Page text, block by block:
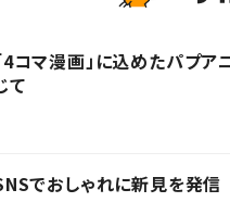
4コマ漫画」に込めたパプ
て
でおしゃれに新見を発